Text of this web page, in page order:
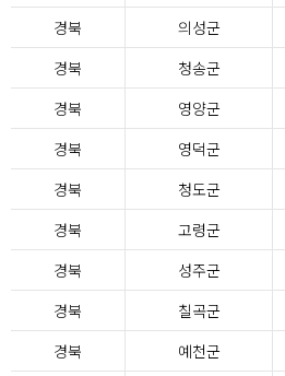
경북
의성군
경북
청송군
경북
영양군
경북
영덕군
경북
청도군
경북
고령군
경북
성주군
경북
칠곡군
경북
예천군